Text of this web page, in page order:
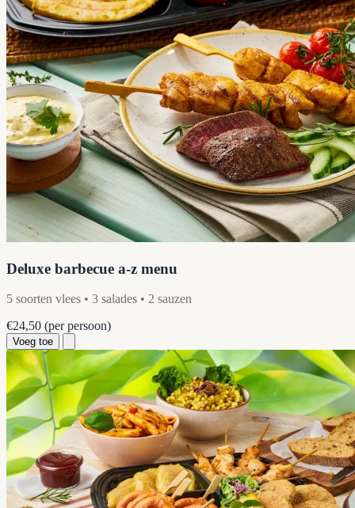
Deluxe barbecue a-z menu
5 soorten vlees • 3 salades • 2 sauzen
€24,50 (per persoon)
Voeg toe